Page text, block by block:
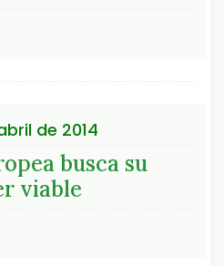
de 2014
busca su
viable